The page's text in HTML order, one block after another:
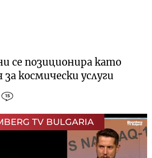
се позиционира като
космически услуги
15
TV BULGARIA